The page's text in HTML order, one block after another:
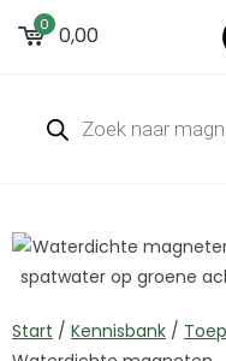
0 0,00
Start / Kennisbank /